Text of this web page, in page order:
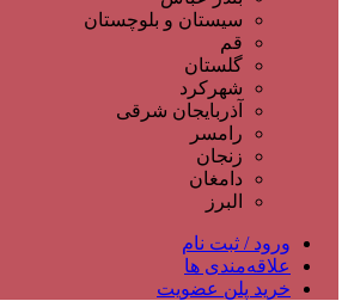
سیستان و بلوچستان
قم
گلستان
شهرکرد
آذربایجان شرقی
رامسر
زنجان
دامغان
البرز
ورود / ثبت نام
علاقه‌مندی ها
خرید پلن عضویت